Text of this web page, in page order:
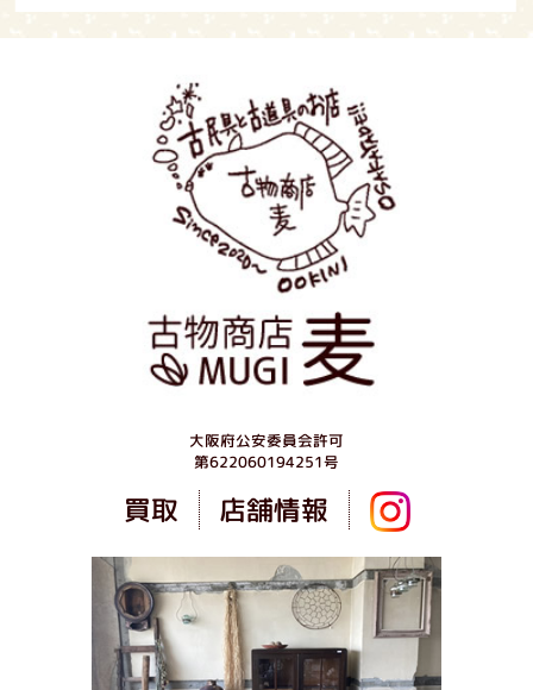
大阪府公安委員会許可
第622060194251号
買取 店舗情報